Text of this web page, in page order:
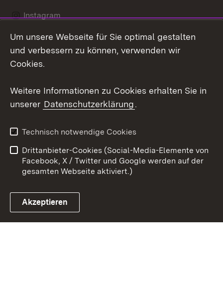
Instagram
Social Wall
Link zum Landesportal
Barrierefreiheit
Benutzungshinweise
Impressum
Cookies
Um unsere Webseite für Sie optimal gestalten
und verbessern zu können, verwenden wir
Cookies.
Weitere Informationen zu Cookies erhalten Sie in
unserer Datenschutzerklärung.
Technisch notwendige Cookies
Drittanbieter-Cookies (Social-Media-Elemente von
Facebook, X / Twitter und Google werden auf der
gesamten Webseite aktiviert.)
Akzeptieren